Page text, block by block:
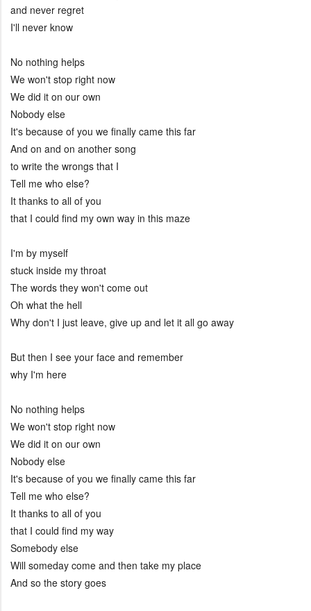
and never regret
I'll never know
No nothing helps
We won't stop right now
We did it on our own
Nobody else
It's because of you we finally came this far
And on and on another song
to write the wrongs that I
Tell me who else?
It thanks to all of you
that I could find my own way in this maze
I'm by myself
stuck inside my throat
The words they won't come out
Oh what the hell
Why don't I just leave, give up and let it all go away
But then I see your face and remember
why I'm here
No nothing helps
We won't stop right now
We did it on our own
Nobody else
It's because of you we finally came this far
Tell me who else?
It thanks to all of you
that I could find my way
Somebody else
Will someday come and then take my place
And so the story goes